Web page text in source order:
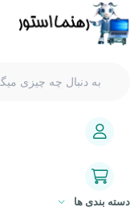
دسته بندی ها